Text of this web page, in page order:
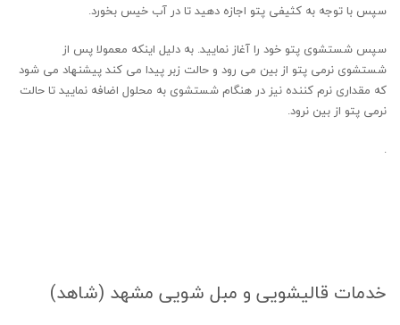
سپس با توجه به کثیفی پتو اجازه دهید تا در آب خیس بخورد.
سپس شستشوی پتو خود را آغاز نمایید. به دلیل اینکه معمولا پس از
شستشوی نرمی پتو از بین می رود و حالت زبر پیدا می کند پیشنهاد می شود
که مقداری نرم کننده نیز در هنگام شستشوی به محلول اضافه نمایید تا حالت
نرمی پتو از بین نرود.
.
خدمات قالیشویی و مبل شویی مشهد (شاهد)